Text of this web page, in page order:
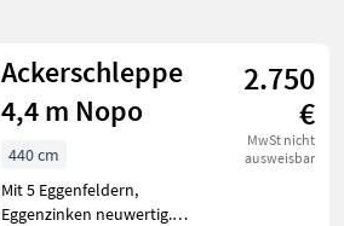
Ackerschleppe
4,4 m Nopo
2.750
€
MwSt nicht
ausweisbar
440 cm
Mit 5 Eggenfeldern,
Eggenzinken neuwertig.